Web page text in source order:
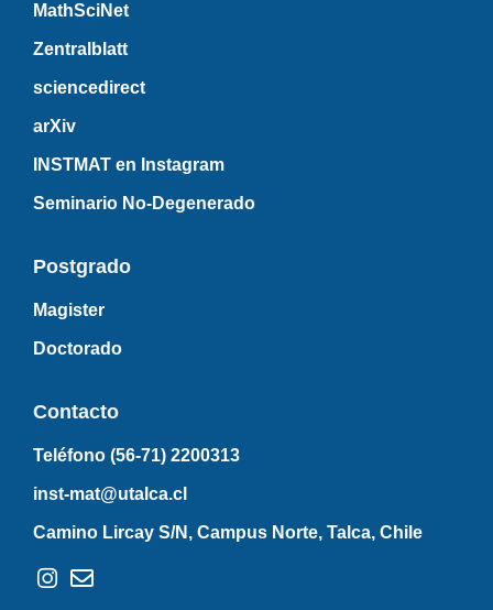
MathSciNet
Zentralblatt
sciencedirect
arXiv
INSTMAT en Instagram
Seminario No-Degenerado
Postgrado
Magister
Doctorado
Contacto
Teléfono (56-71) 2200313
inst-mat@utalca.cl
Camino Lircay S/N, Campus Norte, Talca, Chile